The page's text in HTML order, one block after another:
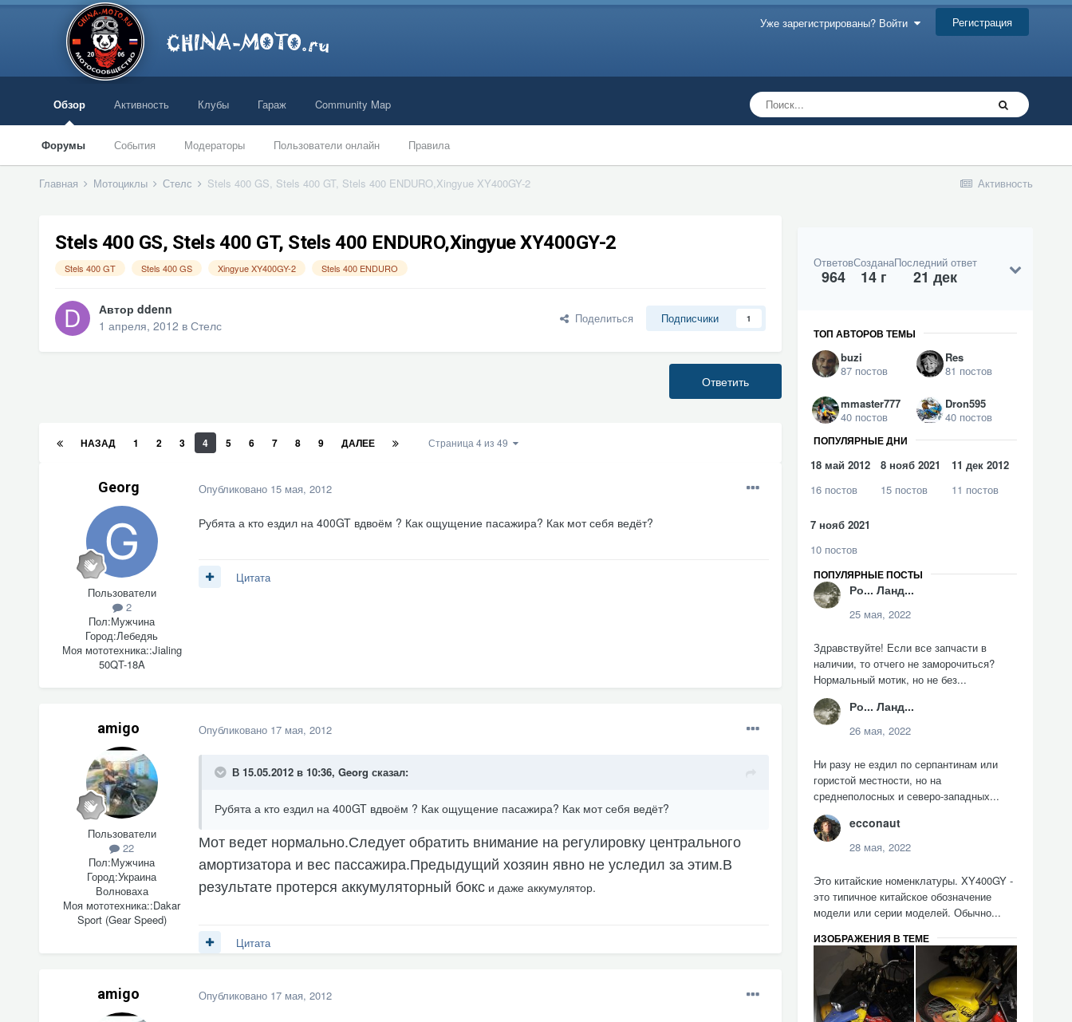
Уже зарегистрированы? Войти Регистрация
Обзор
Форумы События Модераторы Пользователи онлайн Правила
Активность Клубы Гараж Community Map
Активность
Главная Мотоциклы Стелс Stels 400 GS, Stels 400 GT, Stels 400 ENDURO,Xingyue XY400GY-2
Stels 400 GS, Stels 400 GT, Stels 400 ENDURO,Xingyue XY400GY-2
Stels 400 GT Stels 400 GS Xingyue XY400GY-2 Stels 400 ENDURO
Автор ddenn
1 апреля, 2012 в Стелс Поделиться Подписчики 1
Ответить
НАЗАД 1 2 3 4 5 6 7 8 9 ДАЛЕЕ Страница 4 из 49
Georg
Пользователи
2
Пол:Мужчина
Город:Лебедяь
Моя мототехника::Jialing
50QT-18A
Опубликовано 15 мая, 2012
Рубята а кто ездил на 400GT вдвоём ? Как ощущение пасажира? Как мот себя ведёт?
Цитата
amigo
Пользователи
22
Пол:Мужчина
Город:Украина
Волноваха
Моя мототехника::Dakar
Sport (Gear Speed)
Опубликовано 17 мая, 2012
В 15.05.2012 в 10:36, Georg сказал:
Рубята а кто ездил на 400GT вдвоём ? Как ощущение пасажира? Как мот себя ведёт?
Мот ведет нормально.Следует обратить внимание на регулировку центрального
амортизатора и вес пассажира.Предыдущий хозяин явно не уследил за этим.В
результате протерся аккумуляторный бокси даже аккумулятор.
Цитата
amigo Опубликовано 17 мая, 2012
Ответов
964
Создана
14 г
Последний ответ
21 дек
ТОП АВТОРОВ ТЕМЫ
buzi
87 постов
Res
81 постов
mmaster777
40 постов
Dron595
40 постов
ПОПУЛЯРНЫЕ ДНИ
18 май 2012
16 постов
8 нояб 2021
15 постов
11 дек 2012
11 постов
7 нояб 2021
10 постов
ПОПУЛЯРНЫЕ ПОСТЫ
Ро... Ланд...
25 мая, 2022
Здравствуйте! Если все запчасти в
наличии, то отчего не заморочиться?
Нормальный мотик, но не без...
Ро... Ланд...
26 мая, 2022
Ни разу не ездил по серпантинам или
гористой местности, но на
среднеполосных и северо-западных...
ecconaut
28 мая, 2022
Это китайские номенклатуры. XY400GY -
это типичное китайское обозначение
модели или серии моделей. Обычно...
ИЗОБРАЖЕНИЯ В ТЕМЕ